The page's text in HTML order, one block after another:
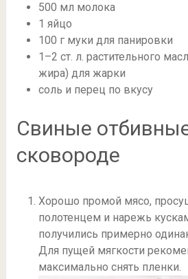
500 мл молока
1 яйцо
100 г муки для панировки
1–2 ст. л. растительного
жира) для жарки
соль и перец по вкусу
Свиные
сковороде
Хорошо промой мясо,
полотенцем и нарежь
получились примерно
Для пущей мягкости
максимально снять пленки.